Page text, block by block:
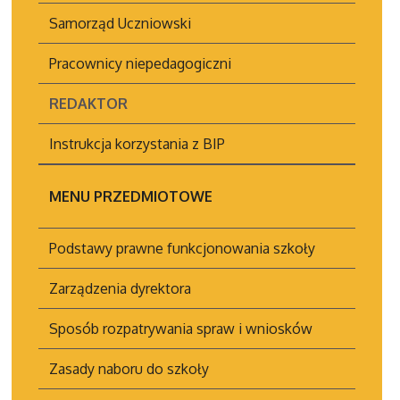
Samorząd Uczniowski
Pracownicy niepedagogiczni
REDAKTOR
Instrukcja korzystania z BIP
MENU PRZEDMIOTOWE
Podstawy prawne funkcjonowania szkoły
Zarządzenia dyrektora
Sposób rozpatrywania spraw i wniosków
Zasady naboru do szkoły